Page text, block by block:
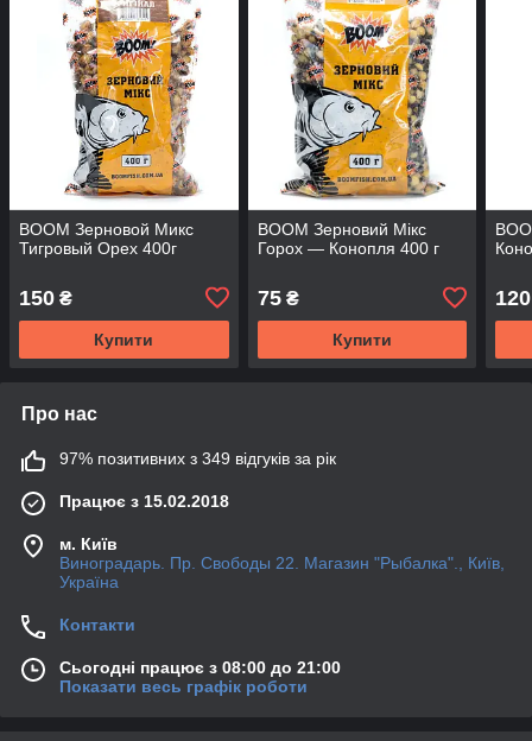
BOOM Зерновой Микс
Тигровый Орех 400г
150 ₴
Купити
BOOM Зерновий Мікс
Горох — Конопля 400 г
75₴
Купити
120
Про нас
97% позитивних з 349 відгуків за рік
Працює з 15.02.2018
м. Київ
Виноградарь. Пр. Свободы 22. Магазин "Рыбалка"., Київ,
Україна
Контакти
Сьогодні працює з 08:00 до 21:00
Показати весь графік роботи